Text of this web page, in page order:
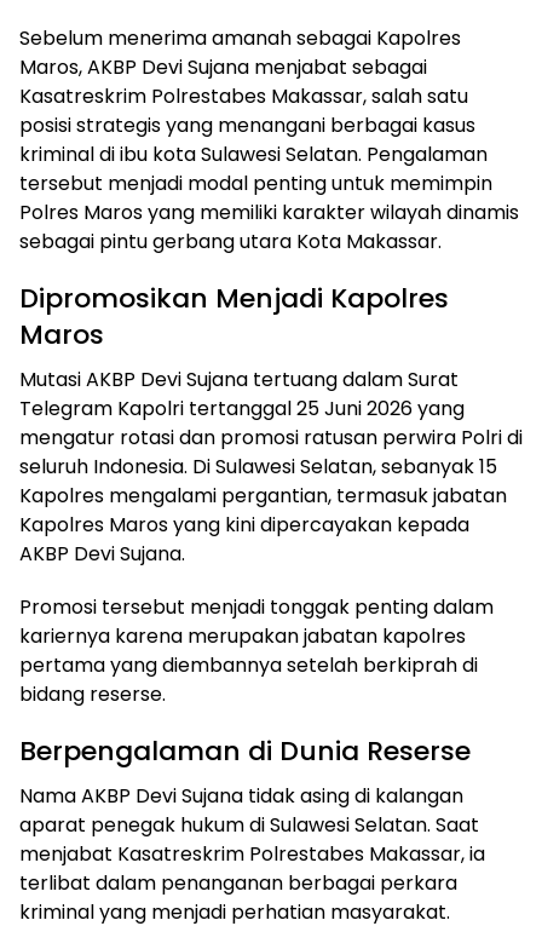
Sebelum menerima amanah sebagai Kapolres
Maros, AKBP Devi Sujana menjabat sebagai
Kasatreskrim Polrestabes Makassar, salah satu
posisi strategis yang menangani berbagai kasus
kriminal di ibu kota Sulawesi Selatan. Pengalaman
tersebut menjadi modal penting untuk memimpin
Polres Maros yang memiliki karakter wilayah dinamis
sebagai pintu gerbang utara Kota Makassar.
Dipromosikan Menjadi Kapolres
Maros
Mutasi AKBP Devi Sujana tertuang dalam Surat
Telegram Kapolri tertanggal 25 Juni 2026 yang
mengatur rotasi dan promosi ratusan perwira Polri di
seluruh Indonesia. Di Sulawesi Selatan, sebanyak 15
Kapolres mengalami pergantian, termasuk jabatan
Kapolres Maros yang kini dipercayakan kepada
AKBP Devi Sujana.
Promosi tersebut menjadi tonggak penting dalam
kariernya karena merupakan jabatan kapolres
pertama yang diembannya setelah berkiprah di
bidang reserse.
Berpengalaman di Dunia Reserse
Nama AKBP Devi Sujana tidak asing di kalangan
aparat penegak hukum di Sulawesi Selatan. Saat
menjabat Kasatreskrim Polrestabes Makassar, ia
terlibat dalam penanganan berbagai perkara
kriminal yang menjadi perhatian masyarakat.